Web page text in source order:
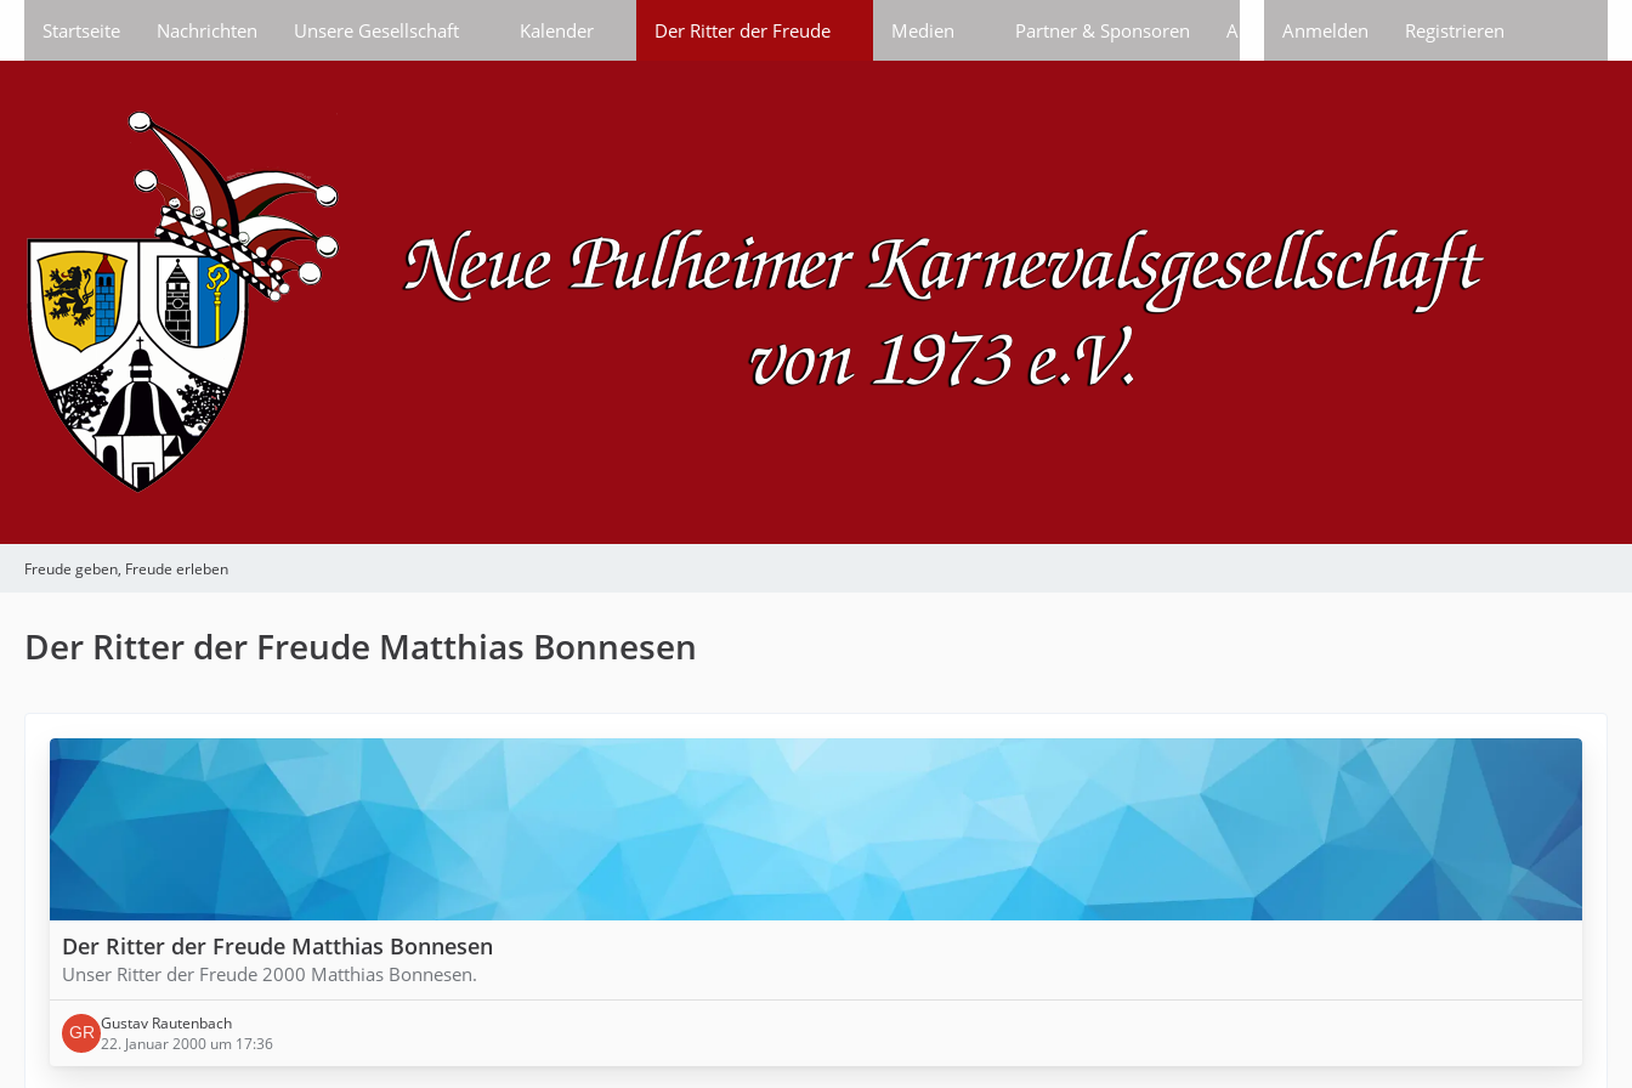
Startseite Nachrichten Unsere Gesellschaft Kalender Der Ritter der Freude Medien Partner & Sponsoren Anfragen/Bestellungen
Anmelden Registrieren
Freude geben, Freude erleben
Der Ritter der Freude Matthias Bonnesen
Der Ritter der Freude Matthias Bonnesen
Unser Ritter der Freude 2000 Matthias Bonnesen.
Gustav Rautenbach
22. Januar 2000 um 17:36